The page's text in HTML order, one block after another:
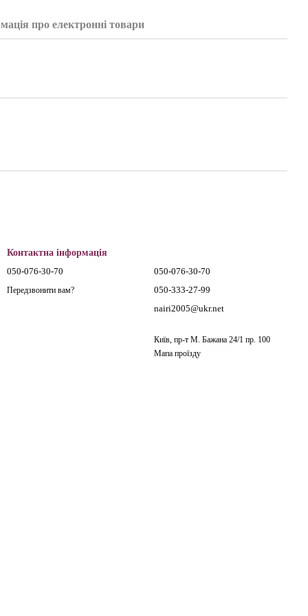
про електронні товари
Контактна інформація
050-076-30-70
Передзвонити вам?
050-076-30-70
050-333-27-99
nairi2005@ukr.net
Київ, пр-т М. Бажана 24/1 пр. 100
Мапа проїзду